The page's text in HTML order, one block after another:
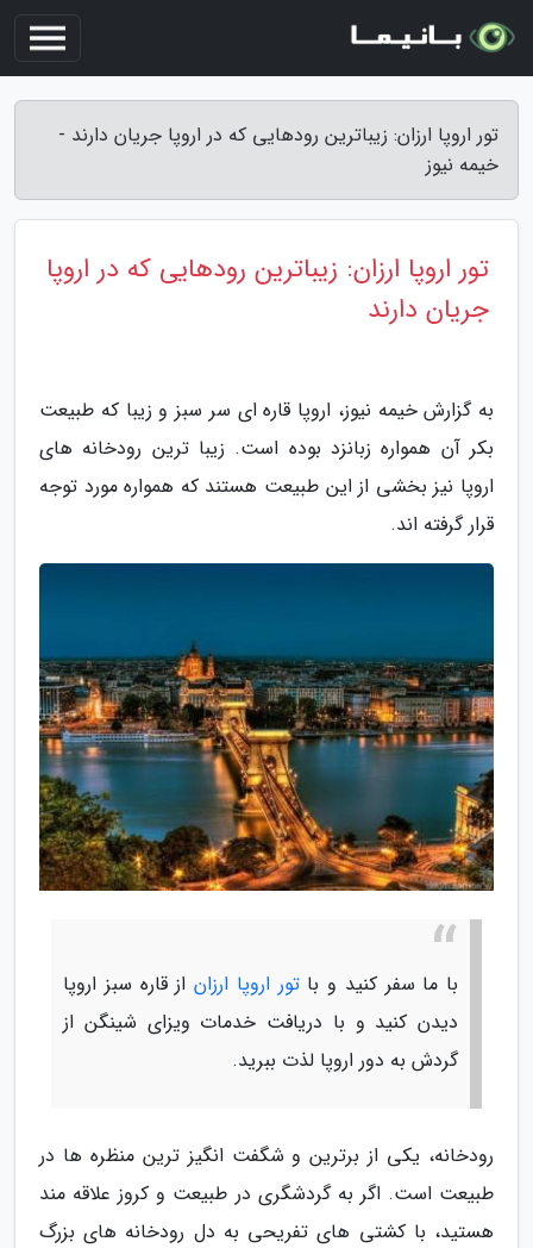
تور اروپا ارزان: زیباترین رودهایی که در اروپا جریان دارند -
خیمه نیوز
تور اروپا ارزان: زیباترین رودهایی که در اروپا
جریان دارند
به گزارش خیمه نیوز، اروپا قاره ای سر سبز و زیبا که طبیعت
بکر آن همواره زبانزد بوده است. زیبا ترین رودخانه های
اروپا نیز بخشی از این طبیعت هستند که همواره مورد توجه
قرار گرفته اند.
با ما سفر کنید و باتور اروپا ارزان از قاره سبز اروپا
دیدن کنید و با دریافت خدمات ویزای شینگن از
گردش به دور اروپا لذت ببرید.
رودخانه، یکی از برترین و شگفت انگیز ترین منظره ها در
طبیعت است. اگر به گردشگری در طبیعت و کروز علاقه مند
هستید، با کشتی های تفریحی به دل رودخانه های بزرگ